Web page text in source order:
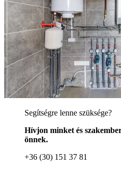
Segítségre lenne szüksége?
Hívjon minket és
önnek.
+36 (30) 151 37 81